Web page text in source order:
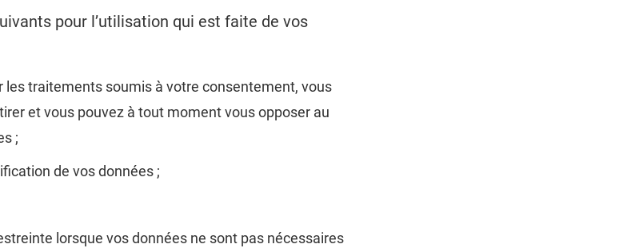
pour l’utilisation qui est faite de vos
les traitements soumis à votre consentement, vous
et vous pouvez à tout moment vous opposer au
;
de vos données ;
lorsque vos données ne sont pas nécessaires